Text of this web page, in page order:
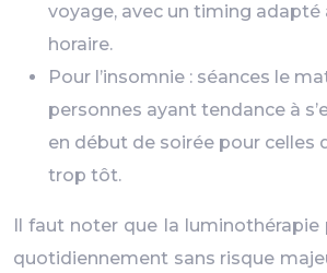
voyage, avec un timing adapté
horaire.
Pour l’insomnie : séances le
personnes ayant tendance à
en début de soirée pour celles
trop tôt.
Il faut noter que la
quotidiennement sans risque